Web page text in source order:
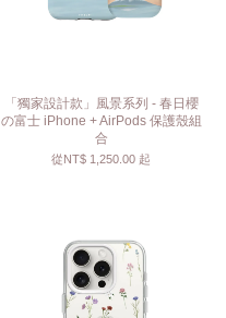
「獨家設計款」風景系列 - 春日櫻
の富士 iPhone + AirPods 保護殼組
合
從NT$ 1,250.00 起